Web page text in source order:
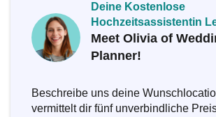
Deine Kostenlose
Hochzeitsassistentin
Meet Olivia of
Planner!
Beschreibe uns deine
vermittelt dir fünf unverbindliche